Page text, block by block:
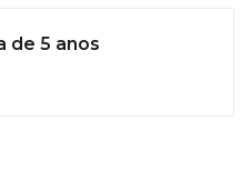
de 5 anos